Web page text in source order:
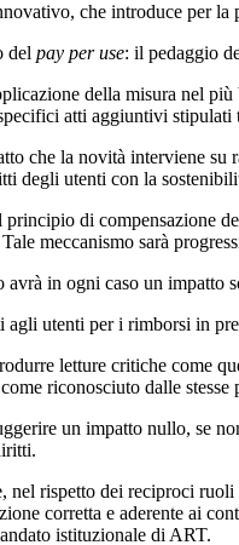
che introduce per la
del pay per use: il pedaggio
della misura nel
atti aggiuntivi
che la novità interviene su
degli utenti con la
principio di compensazione
meccanismo sarà
avrà in ogni caso un impatto
utenti per i rimborsi in
letture critiche come
riconosciuto dalle stesse
un impatto nullo, se
nel rispetto dei reciproci
corretta e aderente ai
istituzionale di ART.